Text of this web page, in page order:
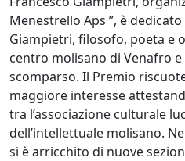
Menestrello Aps ”, è
Giampietri, filosofo, poeta e
centro molisano di Venafro
scomparso. Il Premio
maggiore interesse
tra l’associazione culturale
dell’intellettuale molisano.
si è arricchito di nuove